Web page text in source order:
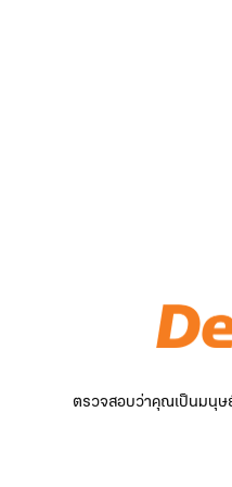
ตรวจสอบว่าคุณเป็นมนุษ